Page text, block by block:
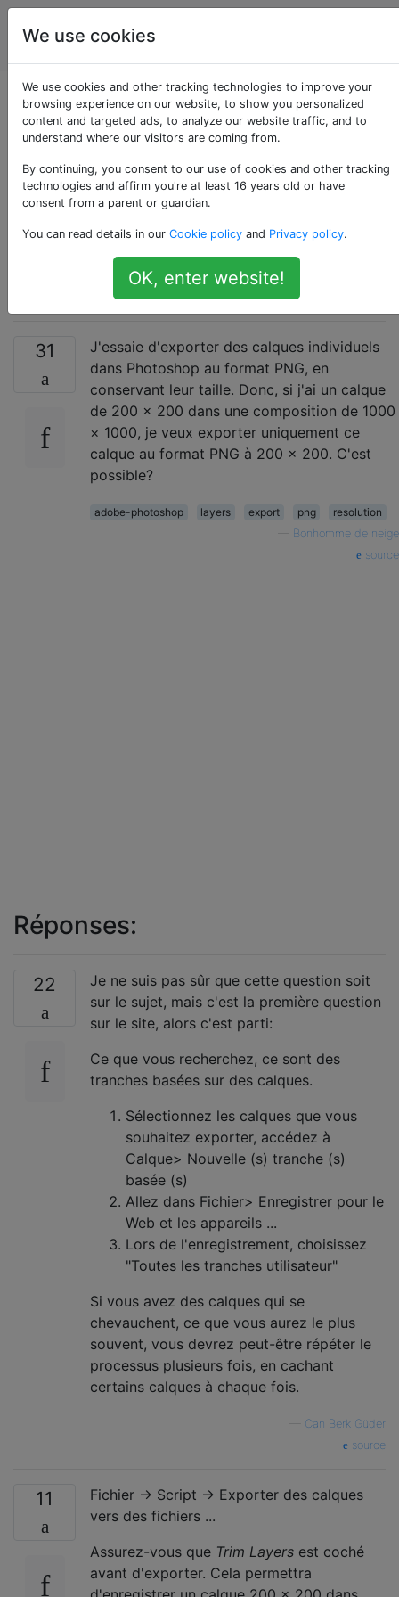
Conception
graphique
Exportation de
calques individuels
dans Photoshop, en
conservant leurs
tailles
31
J'essaie d'exporter des calques individuels
dans Photoshop au format PNG, en
conservant leur taille. Donc, si j'ai un calque
de 200 × 200 dans une composition de 1000
× 1000, je veux exporter uniquement ce
calque au format PNG à 200 × 200. C'est
possible?
adobe-photoshop layers export png
resolution
Bonhomme de neige
source
Réponses:
22
Je ne suis pas sûr que cette question soit
sur le sujet, mais c'est la première question
sur le site, alors c'est parti:
Ce que vous recherchez, ce sont des
tranches basées sur des calques.
Sélectionnez les calques que vous
souhaitez exporter, accédez à
Calque> Nouvelle (s) tranche (s)
basée (s)
Allez dans Fichier> Enregistrer pour le
Web et les appareils ...
Lors de l'enregistrement, choisissez
"Toutes les tranches utilisateur"
Si vous avez des calques qui se
chevauchent, ce que vous aurez le plus
souvent, vous devrez peut-être répéter le
processus plusieurs fois, en cachant
certains calques à chaque fois.
Can Berk Güder
source
11
Fichier → Script → Exporter des calques
vers des fichiers ...
Assurez-vous que Trim Layers est coché
avant d'exporter. Cela permettra
We use cookies
We use cookies and other tracking technologies to improve your
browsing experience on our website, to show you personalized
content and targeted ads, to analyze our website traffic, and to
understand where our visitors are coming from.
By continuing, you consent to our use of cookies and other tracking
technologies and affirm you're at least 16 years old or have
consent from a parent or guardian.
You can read details in our Cookie policy and Privacy policy.
OK, enter website!